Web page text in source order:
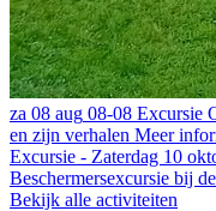
za 08 aug 08-08 Excursie
en zijn verhalen Meer
Excursie - Zaterdag 10
Beschermersexcursie bij
Bekijk alle activiteiten